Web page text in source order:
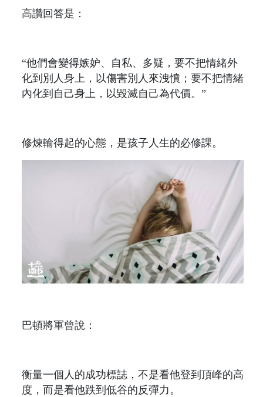
高讚回答是：
“他們會變得嫉妒、自私、多疑，要不把情緒外
化到別人身上，以傷害別人來洩憤；要不把情緒
內化到自己身上，以毀滅自己為代價。”
修煉輸得起的心態，是孩子人生的必修課。
巴頓將軍曾說：
衡量一個人的成功標誌，不是看他登到頂峰的高
度，而是看他跌到低谷的反彈力。